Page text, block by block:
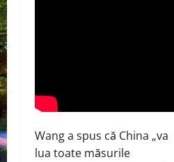
Wang a spus că China „va
lua toate măsurile